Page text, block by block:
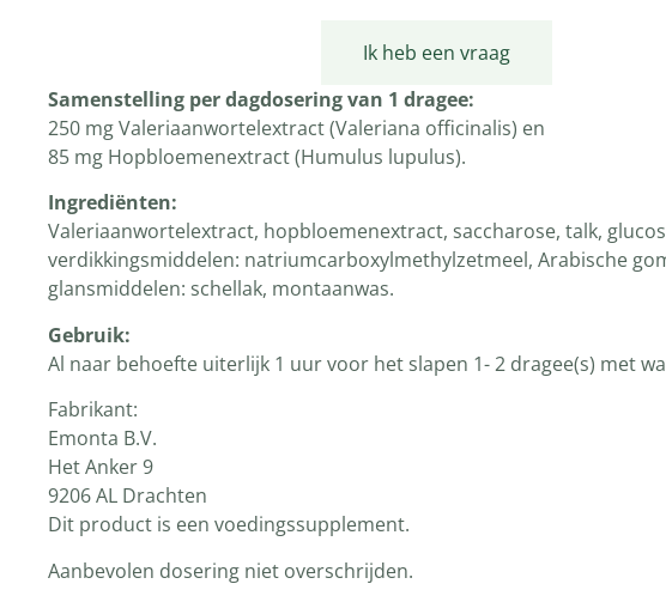
Ik heb een vraag
Samenstelling per dagdosering van 1 dragee:
250 mg Valeriaanwortelextract (Valeriana officinalis) en
85 mg Hopbloemenextract (Humulus lupulus).
Ingrediënten:
Valeriaanwortelextract, hopbloemenextract, saccharose, talk,
verdikkingsmiddelen: natriumcarboxylmethylzetmeel, Arabische
glansmiddelen: schellak, montaanwas.
Gebruik:
Al naar behoefte uiterlijk 1 uur voor het slapen 1- 2 dragee(s) met
Fabrikant:
Emonta B.V.
Het Anker 9
9206 AL Drachten
Dit product is een voedingssupplement.
Aanbevolen dosering niet overschrijden.